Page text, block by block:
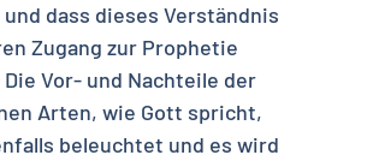
dass dieses Verständnis
Zugang zur Prophetie
Vor- und Nachteile der
Arten, wie Gott spricht,
beleuchtet und es wird